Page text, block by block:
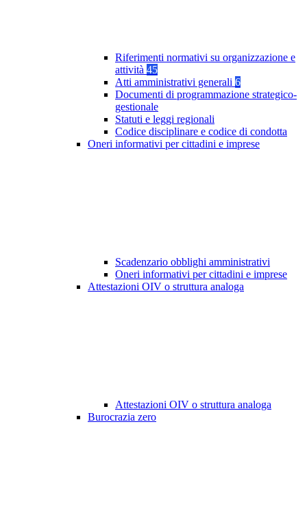
Riferimenti normativi su organizzazione e
attività 45
Atti amministrativi generali 6
Documenti di programmazione strategico-
gestionale
Statuti e leggi regionali
Codice disciplinare e codice di condotta
Oneri informativi per cittadini e imprese
Scadenzario obblighi amministrativi
Oneri informativi per cittadini e imprese
Attestazioni OIV o struttura analoga
Attestazioni OIV o struttura analoga
Burocrazia zero